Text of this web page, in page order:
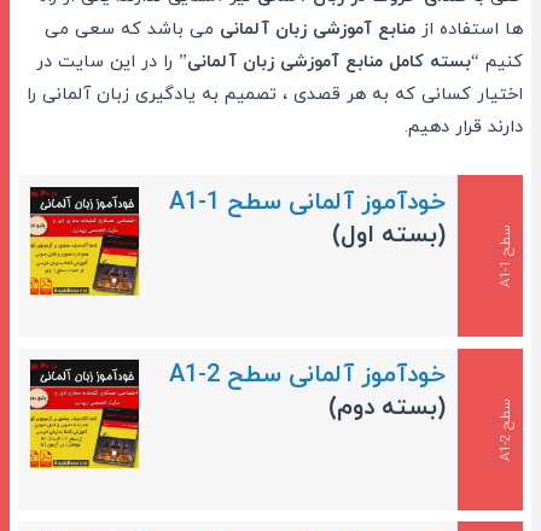
ها استفاده ازمنابع آموزشی زبان آلمانی می باشد که سعی می
کنیم “بسته کامل منابع آموزشی زبان آلمانی” را در این سایت در
اختیار کسانی که به هر قصدی ، تصمیم به یادگیری زبان آلمانی را
دارند قرار دهیم.
س
ط
ح
A
1
-
1
خودآموز آلمانی سطح A1-1
(بسته اول)
س
ط
ح
A
1
-
2
خودآموز آلمانی سطح A1-2
(بسته دوم)